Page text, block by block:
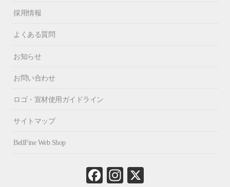
採用情報
よくある質問
お知らせ
お問い合わせ
ロゴ・宣材使用ガイドライン
サイトマップ
BellFine Web Shop
Fa
ce
In
st